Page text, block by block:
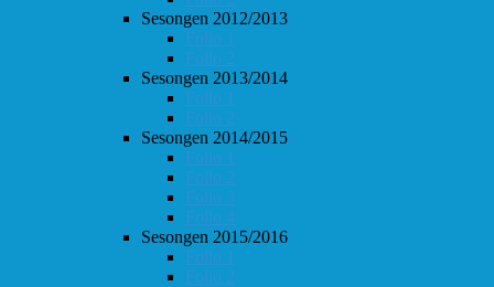
Sesongen 2012/2013
Follo 1
Follo 2
Sesongen 2013/2014
Follo 1
Follo 2
Sesongen 2014/2015
Follo 1
Follo 2
Follo 3
Follo 4
Sesongen 2015/2016
Follo 1
Follo 2